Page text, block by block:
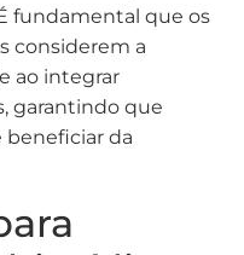
fundamental que os
considerem a
ao integrar
garantindo que
beneficiar da